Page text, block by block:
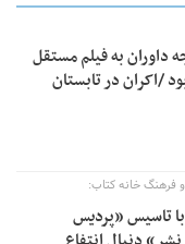
داوران به فیلم مستقل
/اکران در تابستان
فرهنگ خانه کتاب:
تاسیس «پردیس